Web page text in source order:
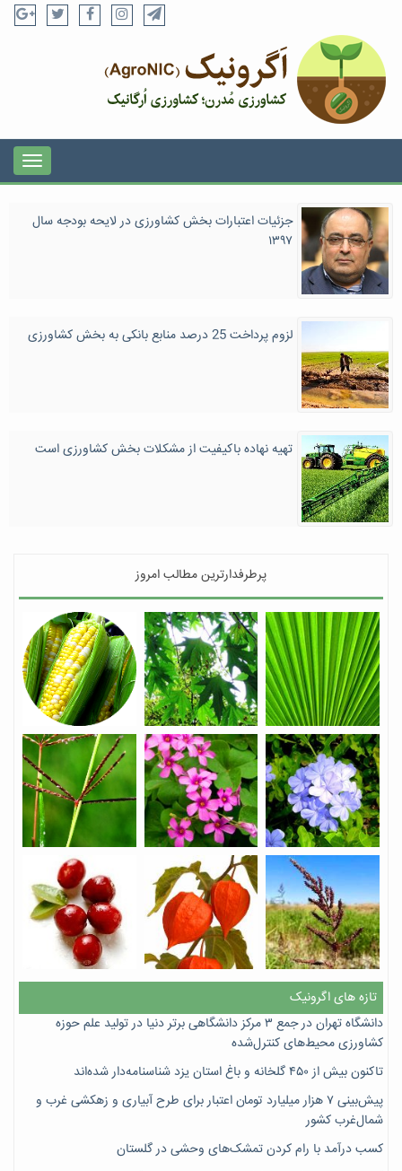
جزئیات اعتبارات بخش کشاورزی در لایحه بودجه سال
۱۳۹۷
لزوم‌ پرداخت 25 درصد منابع بانکی به بخش کشاورزی
تهیه نهاده‌ باکیفیت از مشکلات بخش کشاورزی است
پرطرفدارترین مطالب امروز
تازه های اگرونیک
دانشگاه تهران در جمع ۳ مرکز دانشگاهی برتر دنیا در تولید علم حوزه
کشاورزی محیط‌های کنترل‌شده
تاکنون بیش از ۴۵۰ گلخانه و باغ استان یزد شناسنامه‌دار شده‌اند
پیش‌بینی ۷‌ هزار میلیارد تومان اعتبار برای طرح آبیاری و زهکشی غرب و
شمال‌غرب کشور
کسب درآمد با رام کردن تمشک‌های وحشی در گلستان